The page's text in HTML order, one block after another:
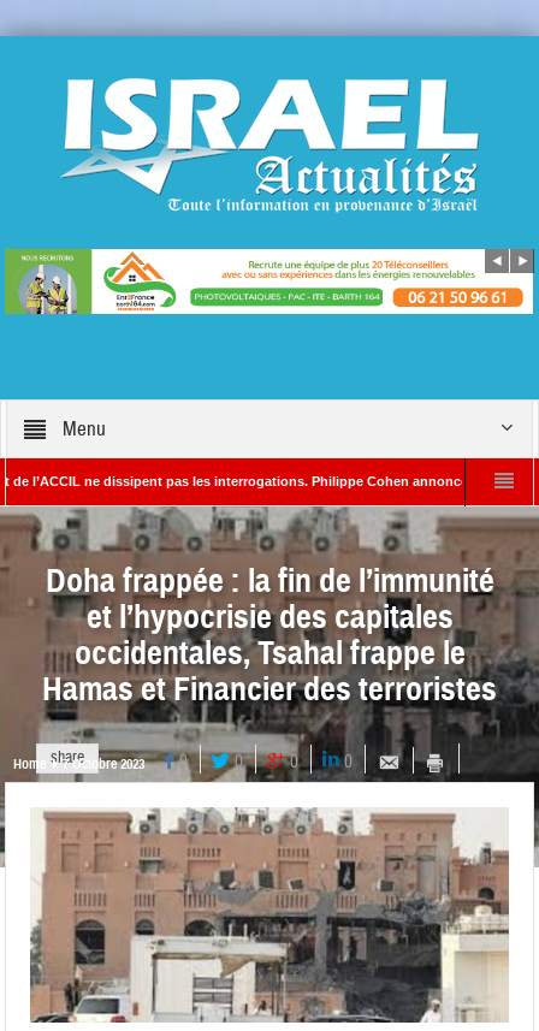
Menu
ne dissipent pas les interrogations. Philippe Cohen annonce se réserver le droit
Rédacteur en chef d’Israël Actualités L’Iran menace de frapper Tel-Aviv
Doha frappée : la fin de l’immunité
et l’hypocrisie des capitales
occidentales, Tsahal frappe le
Hamas et Financier des terroristes
share 0 0 0 0
Home 7 Octobre 2023